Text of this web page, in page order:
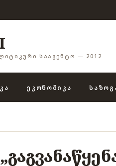
ᲡᲐᲐᲒᲔᲜᲢᲝ — 2012
ᲔᲙᲝᲜᲝᲛᲘᲙᲐ